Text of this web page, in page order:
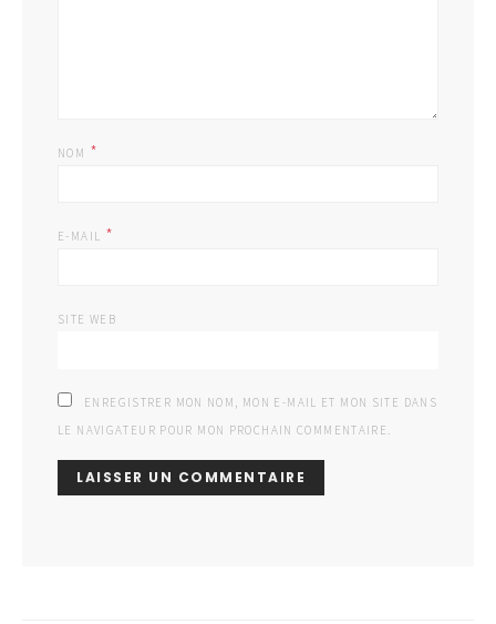
NOM *
E-MAIL *
SITE WEB
ENREGISTRER MON NOM, MON E-MAIL ET MON SITE DANS
LE NAVIGATEUR POUR MON PROCHAIN COMMENTAIRE.